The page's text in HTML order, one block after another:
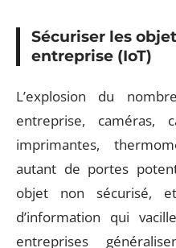
Sécuriser les
entreprise (IoT)
L’explosion du
entreprise, caméras,
imprimantes,
autant de portes
objet non sécurisé,
d’information qui
entreprises